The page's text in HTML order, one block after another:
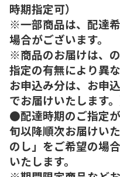
時期指定可）
※一部商品は、配達
場合がございます。
※商品のお届けは、
指定の有無により異
お申込み分は、お申
でお届けいたします。
●配達時期のご指定
旬以降順次お届けい
のし」をご希望の場
いたします。